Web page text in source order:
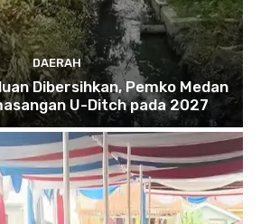
DAERAH
Dibersihkan, Pemko Medan
U-Ditch pada 2027